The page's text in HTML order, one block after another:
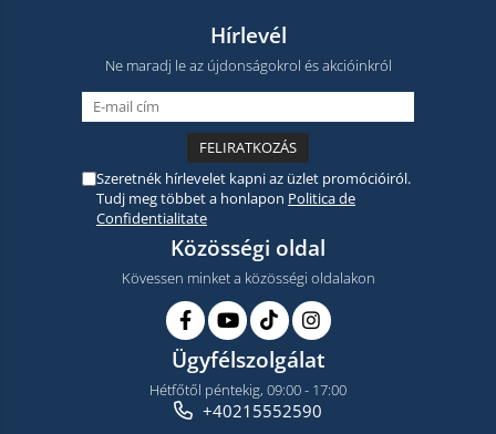
Hírlevél
Ne maradj le az újdonságokrol és akcióinkról
Szeretnék hírlevelet kapni az üzlet promócióiról.
Tudj meg többet a honlapon Politica de
Confidentialitate
Közösségi oldal
Kövessen minket a közösségi oldalakon
Ügyfélszolgálat
Hétfőtől péntekig, 09:00 - 17:00
+40215552590